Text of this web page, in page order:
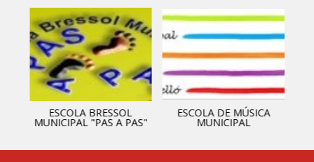
ESCOLA BRESSOL
MUNICIPAL "PAS A PAS"
ESCOLA DE MÚSICA
MUNICIPAL